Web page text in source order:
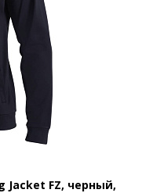
Jacket FZ, черный,